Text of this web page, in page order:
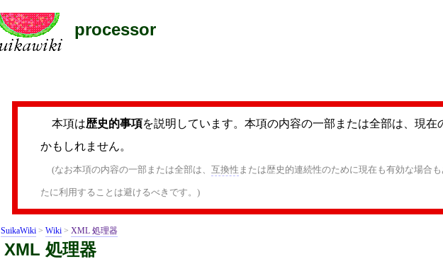
processor
本項は歴史的事項を説明しています。本項の内容の一部または全部は、現在
かもしれません。
(なお本項の内容の一部または全部は、 互換性 または歴史的連続性のために現在も有効な場合
たに利用することは避けるべきです。)
SuikaWiki > Wiki > XML 処理器
XML 処理器